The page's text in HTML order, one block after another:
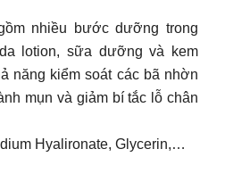
nhiều bước dưỡng trong
lotion, sữa dưỡng và kem
năng kiểm soát các bã nhờn
mụn và giảm bí tắc lỗ chân
Hyalironate, Glycerin,…